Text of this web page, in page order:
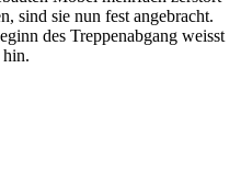
sind sie nun fest angebracht.
des Treppenabgang weisst
hin.